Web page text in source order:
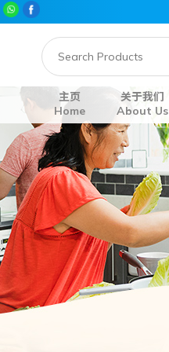
主页
Home
关于我们
About Us